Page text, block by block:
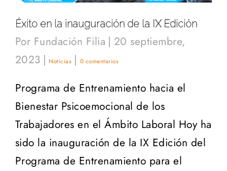
Éxito en la inauguración de la IX Edición
Por Fundación Filia | 20 septiembre,
2023 | Noticias | 0 comentarios
Programa de Entrenamiento hacia el
Bienestar Psicoemocional de los
Trabajadores en el Ámbito Laboral Hoy ha
sido la inauguración de la IX Edición del
Programa de Entrenamiento para el